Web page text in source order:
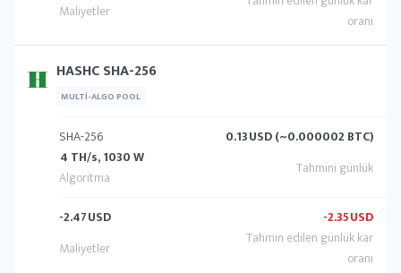
HASHC SHA-256
MULTI-ALGO POOL
SHA-256
4 TH/s, 1030 W
0.13USD (~0.000002 BTC)
-2.47USD -2.35USD